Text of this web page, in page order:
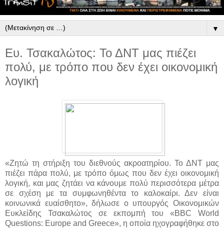
▼
Ευ. Τσακαλώτος: Το ΔΝΤ μας πιέζει
πολύ, με τρόπο που δεν έχει οικονομική
λογική
«Ζητώ τη στήριξη του διεθνούς ακροατηρίου. Το ΔΝΤ μας
πιέζει πάρα πολύ, με τρόπο όμως που δεν έχει οικονομική
λογική, και μας ζητάει να κάνουμε πολύ περισσότερα μέτρα
σε σχέση με τα συμφωνηθέντα το καλοκαίρι. Δεν είναι
κοινωνικά ευαίσθητο», δήλωσε ο υπουργός Οικονομικών
Ευκλείδης Τσακαλώτος σε εκπομπή του «BBC World
Questions: Europe and Greece», η οποία ηχογραφήθηκε στο